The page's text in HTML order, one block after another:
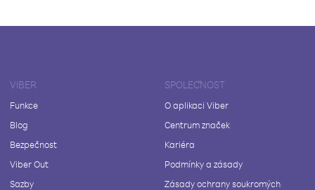
VIBER
Funkce
Blog
Bezpečnost
Viber Out
Sazby
SPOLEČNOST
O aplikaci Viber
Centrum značek
Kariéra
Podmínky a zásady
Zásady ochrany soukromých